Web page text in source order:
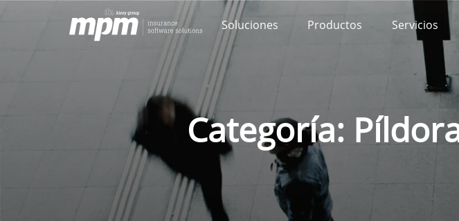
Soluciones Productos Servicios
Categoría: